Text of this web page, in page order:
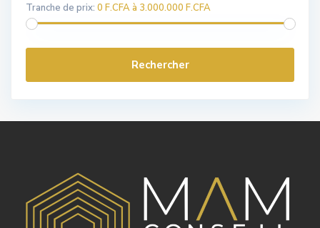
Tranche de prix: 0 F.CFA à 3.000.000 F.CFA